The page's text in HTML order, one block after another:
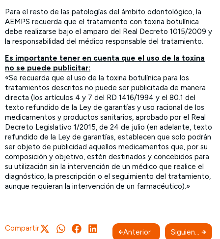
Para el resto de las patologías del ámbito odontológico, la
AEMPS recuerda que el tratamiento con toxina botulínica
debe realizarse bajo el amparo del Real Decreto 1015/2009 y
la responsabilidad del médico responsable del tratamiento.
Es importante tener en cuenta que el uso de la toxina
no se puede publicitar:
«Se recuerda que el uso de la toxina botulínica para los
tratamientos descritos no puede ser publicitada de manera
directa (los artículos 4 y 7 del RD 1416/1994 y el 80.1 del
texto refundido de la Ley de garantías y uso racional de los
medicamentos y productos sanitarios, aprobado por el Real
Decreto Legislativo 1/2015, de 24 de julio (en adelante, texto
refundido de la Ley de garantías, establecen que solo podrán
ser objeto de publicidad aquellos medicamentos que, por su
composición y objetivo, estén destinados y concebidos para
su utilización sin la intervención de un médico que realice el
diagnóstico, la prescripción o el seguimiento del tratamiento,
aunque requieran la intervención de un farmacéutico).»
Compartir Anterior